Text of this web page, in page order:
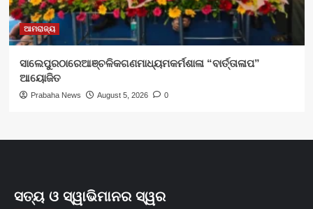
ଆମରାଜ୍ୟ
ସାଲେପୁରଠାରେଆଞ୍ଚଳିକଗଣମାଧ୍ୟମକର୍ମଶାଳା “ବାର୍ତ୍ତାଳାପ”
ଆୟୋଜିତ
Prabaha News August 5, 2026 0
ସତ୍ୟ ଓ ସ୍ୱାଭିମାନର ସ୍ୱର